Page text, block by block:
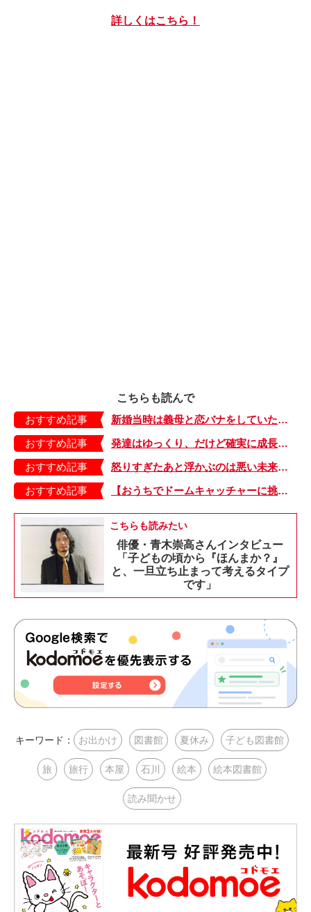
詳しくはこちら！
こちらも読んで
おすすめ記事
新婚当時は義母と恋バナをしていたけれど…、今は義父マキオさんにグチり中【しぶしぶ同居したら義父が最高だった件・24】
おすすめ記事
発達はゆっくり、だけど確実に成長してるって実感できる【少し大変で、すっごく幸せ～ドラベ症候群の娘と心臓に毛の生えた母～・46】
おすすめ記事
怒りすぎたあと浮かぶのは悪い未来ばかり。落ち込む母に息子がかけた言葉【むすこと私のやんごとなき日常・25】
おすすめ記事
【おうちでドームキャッチャーに挑戦だ】アンパンマン わくわくドームキャッチャー
こちらも読みたい
俳優・青木崇高さんインタビュー
「子どもの頃から『ほんまか？』
と、一旦立ち止まって考えるタイプ
です」
キーワード： お出かけ 図書館 夏休み 子ども図書館
旅 旅行 本屋 石川 絵本 絵本図書館
読み聞かせ